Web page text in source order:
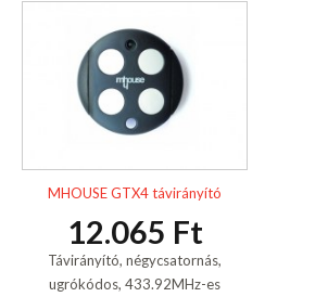
MHOUSE GTX4 távirányító
12.065 Ft
Távirányító, négycsatornás,
ugrókódos, 433.92MHz-es